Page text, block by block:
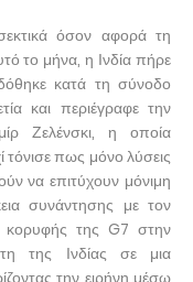
όσον αφορά τη
το μήνα, η Ινδία πήρε
κατά τη σύνοδο
και περιέγραφε την
Ζελένσκι, η οποία
πως μόνο λύσεις
να επιτύχουν μόνιμη
συνάντησης με τον
κορυφής της G7 στην
της Ινδίας σε μια